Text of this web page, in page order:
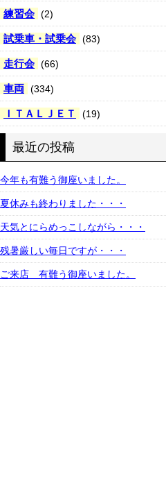
練習会 (2)
試乗車・試乗会 (83)
走行会 (66)
車両 (334)
ＩＴＡＬＪＥＴ (19)
最近の投稿
今年も有難う御座いました。
夏休みも終わりました・・・
天気とにらめっこしながら・・・
残暑厳しい毎日ですが・・・
ご来店 有難う御座いました。